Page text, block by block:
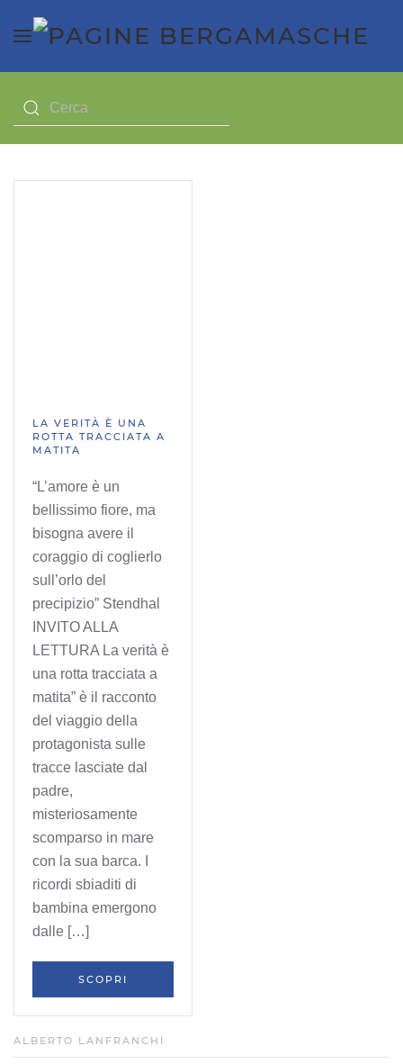
LA VERITÀ È UNA
ROTTA TRACCIATA A
MATITA
“L’amore è un
bellissimo fiore, ma
bisogna avere il
coraggio di coglierlo
sull’orlo del
precipizio” Stendhal
INVITO ALLA
LETTURA La verità è
una rotta tracciata a
matita” è il racconto
del viaggio della
protagonista sulle
tracce lasciate dal
padre,
misteriosamente
scomparso in mare
con la sua barca. I
ricordi sbiaditi di
bambina emergono
dalle […]
SCOPRI
ALBERTO LANFRANCHI